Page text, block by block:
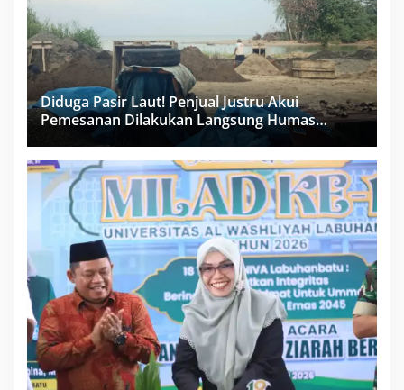
Diduga Pasir Laut! Penjual Justru Akui
Pemesanan Dilakukan Langsung Humas